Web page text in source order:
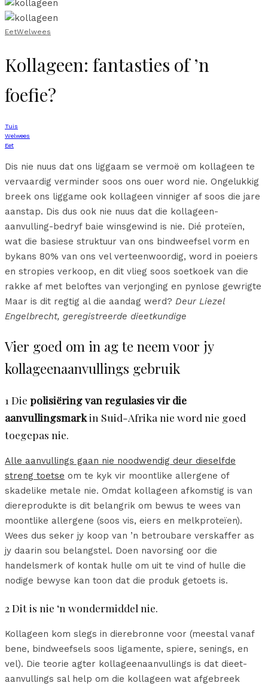
EetWelwees
Kollageen: fantasties of ’n
foefie?
Tuis
Welwees
Eet
Dis nie nuus dat ons liggaam se vermoë om kollageen te
vervaardig verminder soos ons ouer word nie. Ongelukkig
breek ons liggame ook kollageen vinniger af soos die jare
aanstap. Dis dus ook nie nuus dat die kollageen-
aanvulling-bedryf baie winsgewind is nie. Dié proteïen,
wat die basiese struktuur van ons bindweefsel vorm en
bykans 80% van ons vel verteenwoordig, word in poeiers
en stropies verkoop, en dit vlieg soos soetkoek van die
rakke af met beloftes van verjonging en pynlose gewrigte
Maar is dit regtig al die aandag werd? Deur Liezel
Engelbrecht, geregistreerde dieetkundige
Vier goed om in ag te neem voor jy
kollageenaanvullings gebruik
1 Die polisiëring van regulasies vir die
aanvullingsmarkin Suid-Afrika nie word nie goed
toegepas nie.
Alle aanvullings gaan nie noodwendig deur dieselfde
streng toetse om te kyk vir moontlike allergene of
skadelike metale nie. Omdat kollageen afkomstig is van
diereprodukte is dit belangrik om bewus te wees van
moontlike allergene (soos vis, eiers en melkproteïen).
Wees dus seker jy koop van ’n betroubare verskaffer as
jy daarin sou belangstel. Doen navorsing oor die
handelsmerk of kontak hulle om uit te vind of hulle die
nodige bewyse kan toon dat die produk getoets is.
2 Dit is nie ‘n wondermiddel nie.
Kollageen kom slegs in dierebronne voor (meestal vanaf
bene, bindweefsels soos ligamente, spiere, senings, en
vel). Die teorie agter kollageenaanvullings is dat dieet-
aanvullings sal help om die kollageen wat afgebreek